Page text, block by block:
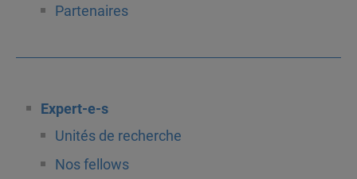
Partenaires
Expert-e-s
Unités de recherche
Nos fellows